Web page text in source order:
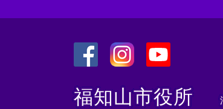
外
部
外
部
外
部
福知山市役所